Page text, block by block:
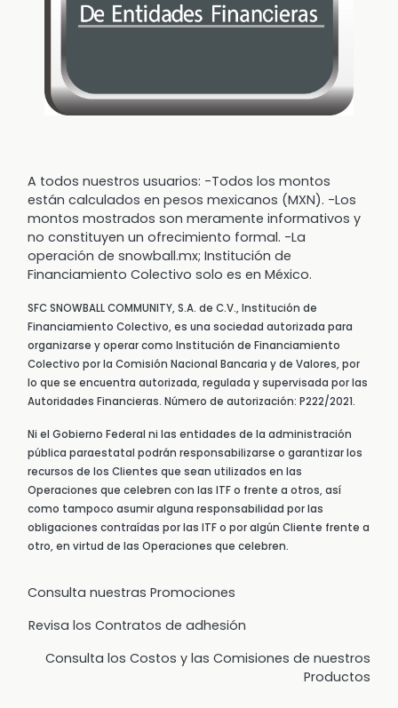
A todos nuestros usuarios: -Todos los montos
están calculados en pesos mexicanos (MXN). -Los
montos mostrados son meramente informativos y
no constituyen un ofrecimiento formal. -La
operación de snowball.mx; Institución de
Financiamiento Colectivo solo es en México.
SFC SNOWBALL COMMUNITY, S.A. de C.V., Institución de
Financiamiento Colectivo, es una sociedad autorizada para
organizarse y operar como Institución de Financiamiento
Colectivo por la Comisión Nacional Bancaria y de Valores, por
lo que se encuentra autorizada, regulada y supervisada por las
Autoridades Financieras. Número de autorización: P222/2021.
Ni el Gobierno Federal ni las entidades de la administración
pública paraestatal podrán responsabilizarse o garantizar los
recursos de los Clientes que sean utilizados en las
Operaciones que celebren con las ITF o frente a otros, así
como tampoco asumir alguna responsabilidad por las
obligaciones contraídas por las ITF o por algún Cliente frente a
otro, en virtud de las Operaciones que celebren.
Consulta nuestras Promociones
Revisa los Contratos de adhesión
Consulta los Costos y las Comisiones de nuestros
Productos